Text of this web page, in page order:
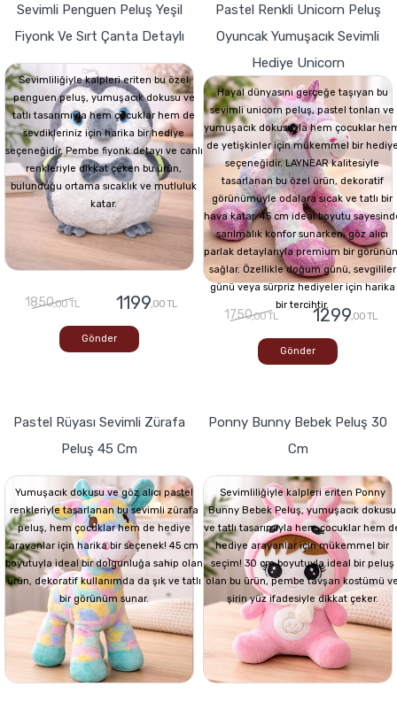
Sevimli Penguen Peluş Yeşil
Fiyonk Ve Sırt Çanta Detaylı
Sevimliliğiyle kalpleri eriten bu özel
penguen peluş, yumuşacık dokusu ve
tatlı tasarımıyla hem çocuklar hem de
sevdikleriniz için harika bir hediye
seçeneğidir. Pembe fiyonk detayı ve canlı
renkleriyle dikkat çeken bu ürün,
bulunduğu ortama sıcaklık ve mutluluk
katar.
1850,00 TL 1199,00 TL
Gönder
Pastel Renkli Unicorn Peluş
Oyuncak Yumuşacık Sevimli
Hediye Unicorn
Hayal dünyasını gerçeğe taşıyan bu
sevimli unicorn peluş, pastel tonları ve
yumuşacık dokusuyla hem çocuklar
de yetişkinler için mükemmel bir
seçeneğidir. LAYNEAR kalitesiyle
tasarlanan bu özel ürün, dekoratif
görünümüyle odalara sıcak ve tatlı bir
hava katar. 45 cm ideal boyutu
sarılmalık konfor sunarken, göz alıcı
parlak detaylarıyla premium bir
sağlar. Özellikle doğum günü, sevgililer
günü veya sürpriz hediyeler için harika
bir tercihtir.
1750,00 TL 1299,00 TL
Gönder
Pastel Rüyası Sevimli Zürafa
Peluş 45 Cm
Yumuşacık dokusu ve göz alıcı pastel
renkleriyle tasarlanan bu sevimli zürafa
peluş, hem çocuklar hem de hediye
arayanlar için harika bir seçenek! 45 cm
boyutuyla ideal bir dolgunluğa sahip olan
ürün, dekoratif kullanımda da şık ve tatlı
bir görünüm sunar.
Ponny Bunny Bebek Peluş 30
Cm
Sevimliliğiyle kalpleri eriten Ponny
Bunny Bebek Peluş, yumuşacık dokusu
ve tatlı tasarımıyla hem çocuklar hem
hediye arayanlar için mükemmel bir
seçim! 30 cm boyutuyla ideal bir peluş
olan bu ürün, pembe tavşan kostümü
şirin yüz ifadesiyle dikkat çeker.